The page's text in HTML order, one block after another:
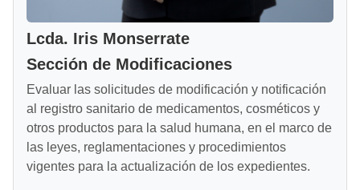
Lcda. Iris Monserrate
Sección de Modificaciones
Evaluar las solicitudes de modificación y notificación
al registro sanitario de medicamentos, cosméticos y
otros productos para la salud humana, en el marco de
las leyes, reglamentaciones y procedimientos
vigentes para la actualización de los expedientes.